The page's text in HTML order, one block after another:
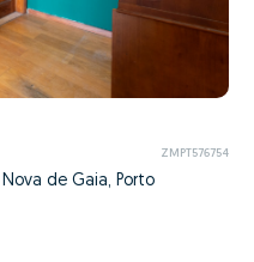
ZMPT576754
de Gaia, Porto